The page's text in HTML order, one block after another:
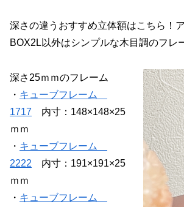
深さの違うおすすめ立体額はこちら！
BOX2L以外はシンプルな木目調のフレ
深さ25ｍｍのフレーム
・ キューブフレーム
1717 内寸：148×148×25
ｍｍ
・ キューブフレーム
2222 内寸：191×191×25
ｍｍ
・ キューブフレーム